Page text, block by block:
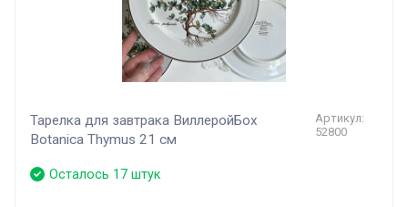
Тарелка для завтрака ВиллеройБох
Botanica Thymus 21 см
Артикул:
52800
Осталось 17 штук